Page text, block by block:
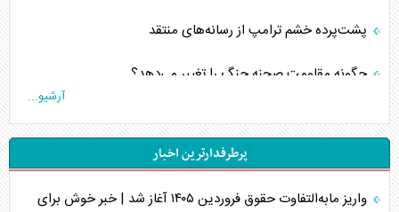
پشت‌پرده خشم ترامپ از رسانه‌های منتقد
چگونه مقاومت صحنه جنگ را تغییر می‌دهد؟
جنگ رمضان و معضل حضور نظامیان آمریکایی
تحلیل جامع پدیده تراستی‌ها
تأثیر جنگ ایران و آمریکا بر اقتصاد جهانی
آرشیو...
پرطرفدارترین اخبار
واریز مابه‌التفاوت حقوق فروردین ۱۴۰۵ آغاز شد | خبر خوش برای